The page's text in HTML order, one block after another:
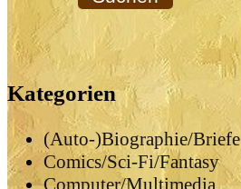
Kategorien
(Auto-)Biographie/Briefe
Comics/Sci-Fi/Fantasy